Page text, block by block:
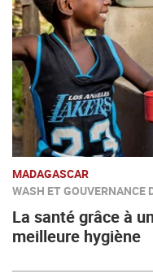
MADAGASCAR
WASH ET GOUVERNANCE
La santé grâce à
meilleure hygiène